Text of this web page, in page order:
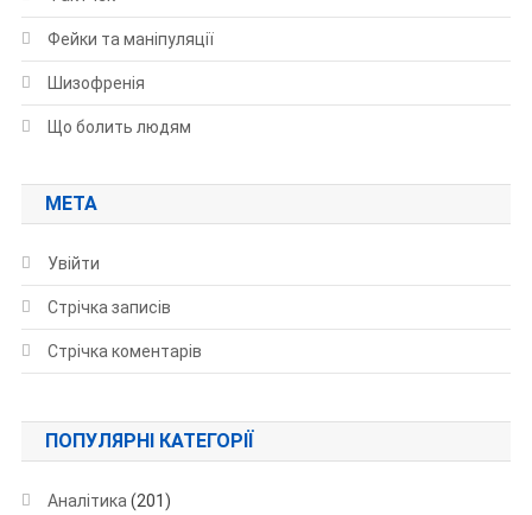
Фейки та маніпуляції
Шизофренія
Що болить людям
МЕТА
Увійти
Стрічка записів
Стрічка коментарів
ПОПУЛЯРНІ КАТЕГОРІЇ
Аналітика(201)